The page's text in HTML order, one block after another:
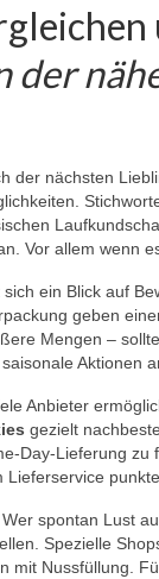
der
der nächsten
Vor allem wenn
ein Blick auf
geben
Mengen –
Aktionen
Anbieter
gezielt
Day-Lieferung
spontan Lust
Spezielle
mit Nussfüllung.